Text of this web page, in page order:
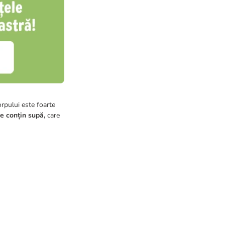
este foarte
conțin supă,care